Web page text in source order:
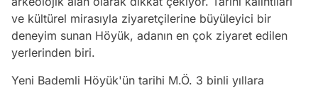
ve kültürel mirasıyla ziyaretçilerine büyüleyici bir
deneyim sunan Höyük, adanın en çok ziyaret edilen
yerlerinden biri.
Yeni Bademli Höyük'ün tarihi M.Ö. 3 binli yıllara